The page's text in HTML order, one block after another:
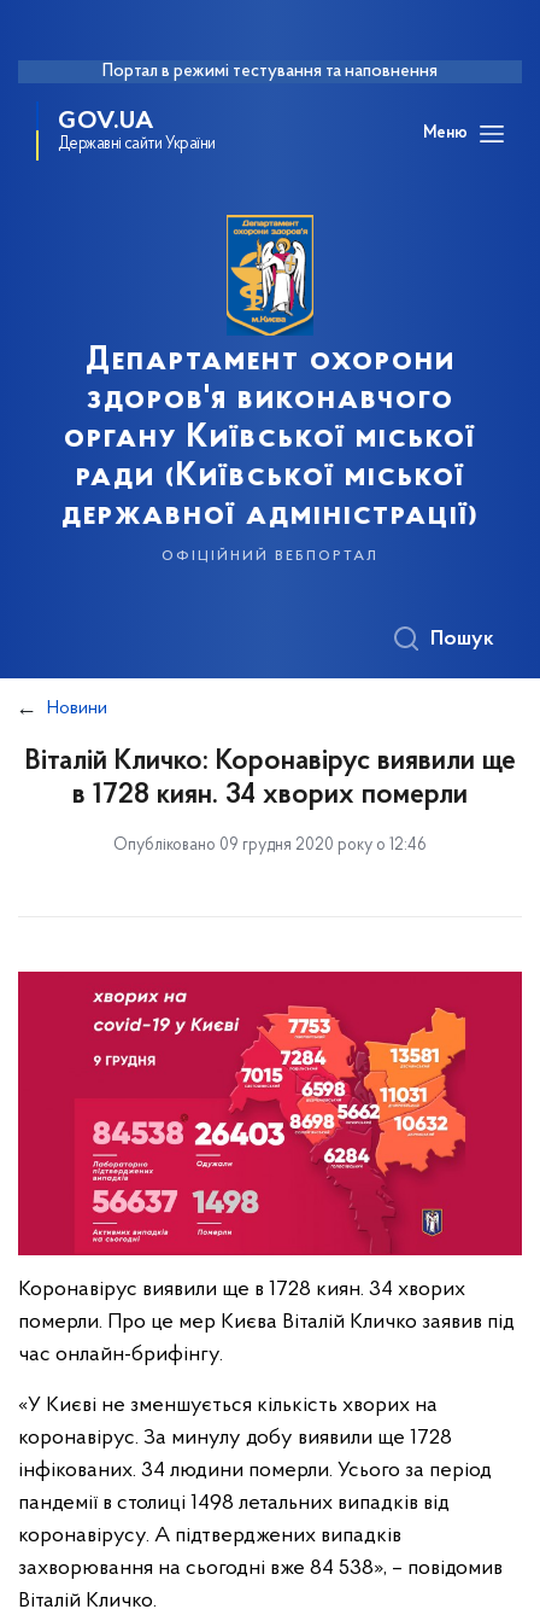
Портал в режимі тестування та наповнення
GOV.UA
Державні сайти України
Меню
Департамент охорони
здоров'я виконавчого
органу Київської міської
ради (Київської міської
державної адміністрації)
офіційний вебпортал
Пошук
Новини
Віталій Кличко: Коронавірус виявили ще
в 1728 киян. 34 хворих померли
Опубліковано 09 грудня 2020 року о 12:46
Коронавірус виявили ще в 1728 киян. 34 хворих
померли. Про це мер Києва Віталій Кличко заявив під
час онлайн-брифінгу.
«У Києві не зменшується кількість хворих на
коронавірус. За минулу добу виявили ще 1728
інфікованих. 34 людини померли. Усього за період
пандемії в столиці 1498 летальних випадків від
коронавірусу. А підтверджених випадків
захворювання на сьогодні вже 84 538», – повідомив
Віталій Кличко.